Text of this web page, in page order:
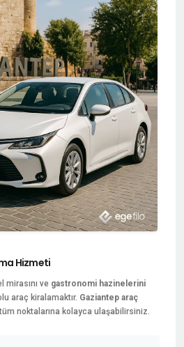
Hizmeti
mirasını ve gastronomi hazinelerini
araç kiralamaktır. Gaziantep araç
noktalarına kolayca ulaşabilirsiniz.